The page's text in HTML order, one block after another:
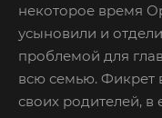
некоторое время
усыновили и
проблемой для
всю семью. Фикрет
своих родителей, в